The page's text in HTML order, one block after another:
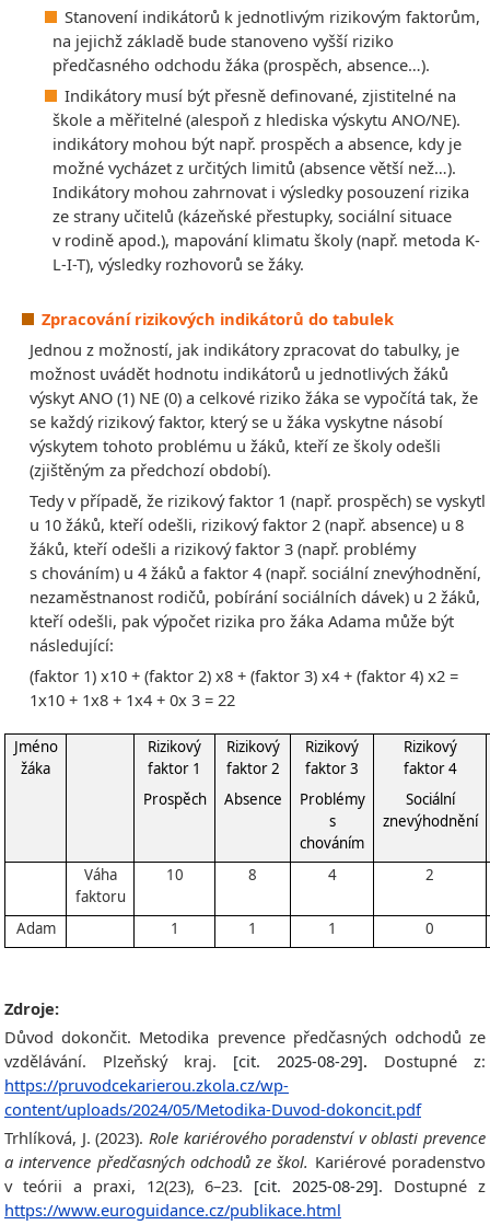
Stanovení indikátorů k jednotlivým rizikovým faktorům,
na jejichž základě bude stanoveno vyšší riziko
předčasného odchodu žáka (prospěch, absence…).
Indikátory musí být přesně definované, zjistitelné na
škole a měřitelné (alespoň z hlediska výskytu ANO/NE).
indikátory mohou být např. prospěch a absence, kdy je
možné vycházet z určitých limitů (absence větší než…).
Indikátory mohou zahrnovat i výsledky posouzení rizika
ze strany učitelů (kázeňské přestupky, sociální situace
v rodině apod.), mapování klimatu školy (např. metoda K-
L-I-T), výsledky rozhovorů se žáky.
Zpracování rizikových indikátorů do tabulek
Jednou z možností, jak indikátory zpracovat do tabulky, je
možnost uvádět hodnotu indikátorů u jednotlivých žáků
výskyt ANO (1) NE (0) a celkové riziko žáka se vypočítá tak, že
se každý rizikový faktor, který se u žáka vyskytne násobí
výskytem tohoto problému u žáků, kteří ze školy odešli
(zjištěným za předchozí období).
Tedy v případě, že rizikový faktor 1 (např. prospěch) se vyskytl
u 10 žáků, kteří odešli, rizikový faktor 2 (např. absence) u 8
žáků, kteří odešli a rizikový faktor 3 (např. problémy
s chováním) u 4 žáků a faktor 4 (např. sociální znevýhodnění,
nezaměstnanost rodičů, pobírání sociálních dávek) u 2 žáků,
kteří odešli, pak výpočet rizika pro žáka Adama může být
následující:
(faktor 1) x10 + (faktor 2) x8 + (faktor 3) x4 + (faktor 4) x2 =
1x10 + 1x8 + 1x4 + 0x 3 = 22
Jméno
žáka
Rizikový
faktor 1
Prospěch
Rizikový
faktor 2
Absence
Rizikový
faktor 3
Problémy
s
chováním
Rizikový
faktor 4
Sociální
znevýhodnění
Váha
faktoru
10 8 4 2
Adam 1 1 1 0
Zdroje:
Důvod dokončit. Metodika prevence předčasných odchodů ze
vzdělávání. Plzeňský kraj. [cit. 2025-08-29]. Dostupné z:
https://pruvodcekarierou.zkola.cz/wp-
content/uploads/2024/05/Metodika-Duvod-dokoncit.pdf
Trhlíková, J. (2023). Role kariérového poradenství v oblasti prevence
a intervence předčasných odchodů ze škol. Kariérové poradenstvo
v teórii a praxi, 12(23), 6–23. [cit. 2025-08-29]. Dostupné z
https://www.euroguidance.cz/publikace.html